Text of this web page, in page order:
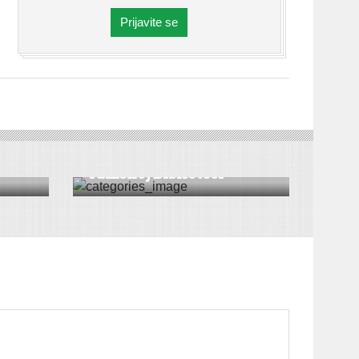
Prijavite se
VESTI
rumskoj Biblioteci